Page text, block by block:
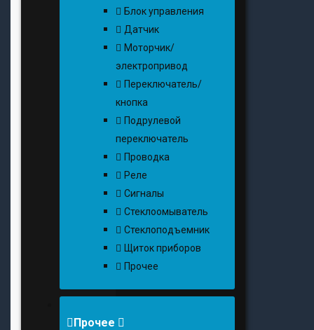
Блок управления
Датчик
Моторчик/
электропривод
Переключатель/
кнопка
Подрулевой
переключатель
Проводка
Реле
Сигналы
Стеклоомыватель
Стеклоподъемник
Щиток приборов
Прочее
Прочее